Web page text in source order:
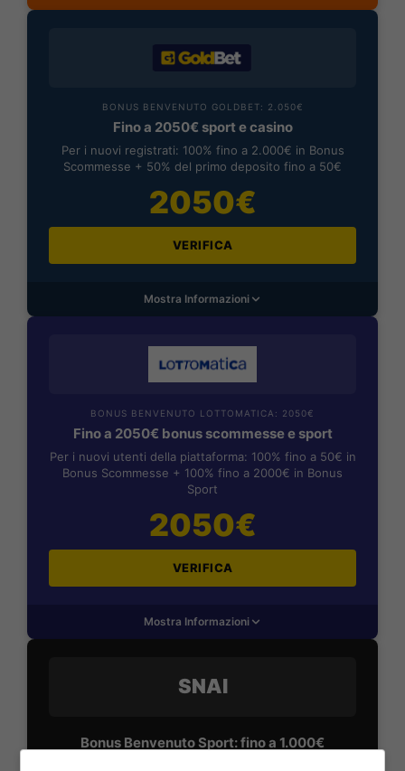
BONUS BENVENUTO GOLDBET: 2.050€
Fino a 2050€ sport e casino
Per i nuovi registrati: 100% fino a 2.000€ in Bonus
Scommesse + 50% del primo deposito fino a 50€
2050€
VERIFICA
Mostra Informazioni
BONUS BENVENUTO LOTTOMATICA: 2050€
Fino a 2050€ bonus scommesse e sport
Per i nuovi utenti della piattaforma: 100% fino a 50€ in
Bonus Scommesse + 100% fino a 2000€ in Bonus
Sport
2050€
VERIFICA
Mostra Informazioni
SNAI
Bonus Benvenuto Sport: fino a 1.000€